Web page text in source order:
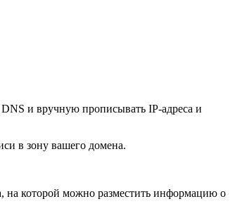
и вручную прописывать IP-адреса и
в зону вашего домена.
на которой можно разместить информацию о